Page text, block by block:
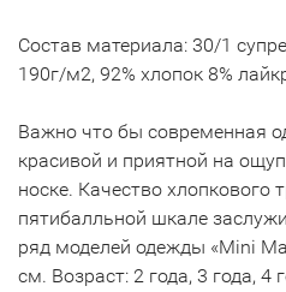
Состав материала: 30/1
190г/м2, 92% хлопок 8%
Важно что бы современная
красивой и приятной на
носке. Качество хлопкового
пятибалльной шкале
ряд моделей одежды «Mini
см. Возраст: 2 года, 3 года, 4